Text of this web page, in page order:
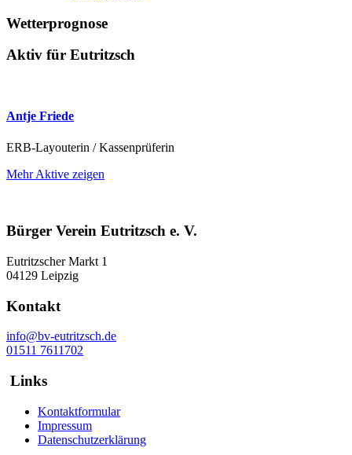
Wetterprognose
Aktiv für Eutritzsch
Antje Friede
ERB-Layouterin / Kassenprüferin
Mehr Aktive zeigen
Bürger Verein Eutritzsch e. V.
Eutritzscher Markt 1
04129 Leipzig
Kontakt
info@bv-eutritzsch.de
01511 7611702
Links
Kontaktformular
Impressum
Datenschutzerklärung